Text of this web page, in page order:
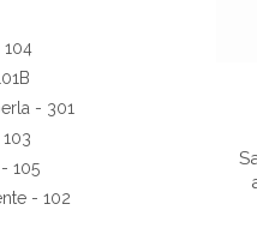
104
- 301
105
- 102